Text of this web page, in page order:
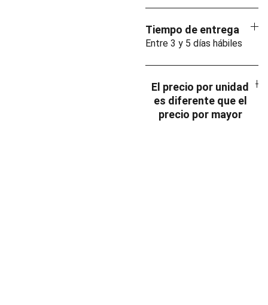
Tiempo de entrega
Entre 3 y 5 días hábiles
El precio por unidad
es diferente que el
precio por mayor